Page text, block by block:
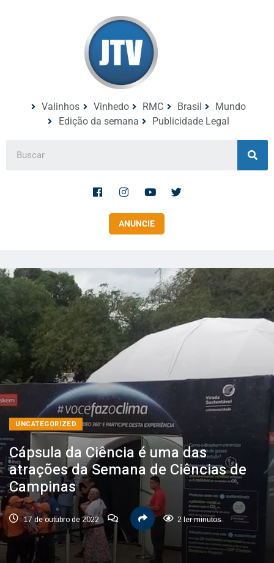
Valinhos Vinhedo RMC Brasil
Mundo
Edição da semana
Publicidade Legal
ANUNCIE
UNCATEGORIZED
Cápsula da Ciência é uma das
atrações da Semana de Ciências de
Campinas
17 de outubro de 2022 2 ler minutos